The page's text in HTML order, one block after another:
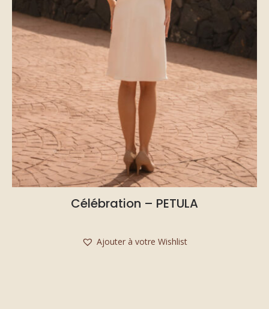
Célébration – PETULA
Ajouter à votre Wishlist